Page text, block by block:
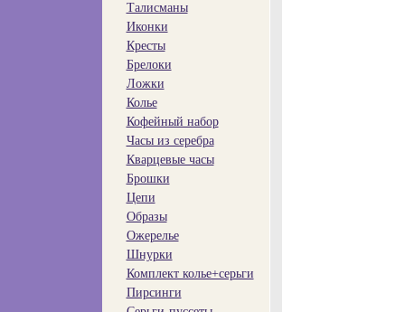
Талисманы
Иконки
Кресты
Брелоки
Ложки
Колье
Кофейный набор
Часы из серебра
Кварцевые часы
Брошки
Цепи
Образы
Ожерелье
Шнурки
Комплект колье+серьги
Пирсинги